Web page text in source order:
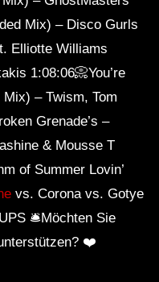
Mix) – Disco Gurls
Elliotte Williams
1:08:06📀You’re
– Twism, Tom
Grenade’s –
& Mousse T
of Summer Lovin’
vs. Corona vs. Gotye
🛎️Möchten Sie
❤️